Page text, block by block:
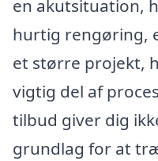
en akutsituation,
hurtig rengøring,
et større projekt,
vigtig del af
tilbud giver dig
grundlag for at